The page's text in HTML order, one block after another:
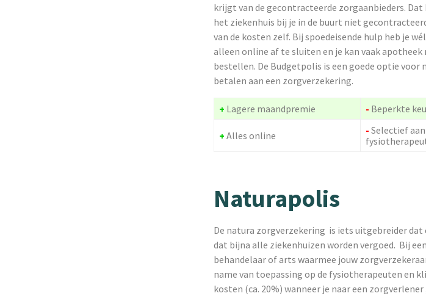
krijgt van de gecontracteerde zorgaanbieders.
het ziekenhuis bij je in de buurt niet
van de kosten zelf. Bij spoedeisende hulp heb je
alleen online af te sluiten en je kan vaak
bestellen. De Budgetpolis is een goede optie voor
betalen aan een zorgverzekering.
+ Lagere maandpremie - Beperkte
+ Alles online - Selectief
Naturapolis
De natura zorgverzekering is iets uitgebreider
dat bijna alle ziekenhuizen worden vergoed. Bij
behandelaar of arts waarmee jouw
name van toepassing op de fysiotherapeuten en
kosten (ca. 20%) wanneer je naar een